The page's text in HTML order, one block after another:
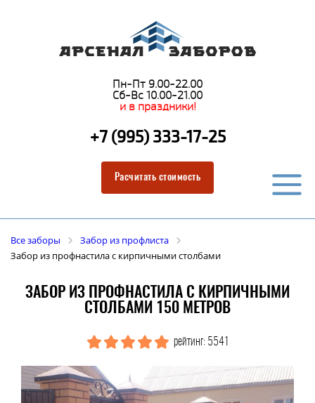
Пн-Пт 9.00-22.00
Сб-Вс 10.00-21.00
и в праздники!
+7 (995) 333-17-25
Расчитать стоимость
Все заборы
Забор из профлиста
Забор из профнастила с кирпичными столбами
ЗАБОР ИЗ ПРОФНАСТИЛА С КИРПИЧНЫМИ
СТОЛБАМИ 150 МЕТРОВ
рейтинг: 5541